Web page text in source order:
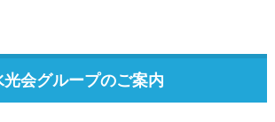
光会グループのご案内